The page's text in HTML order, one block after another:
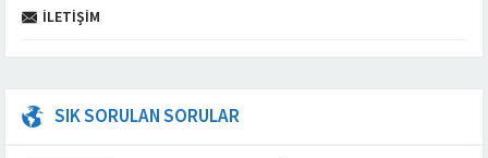
İLETIŞIM
SIK SORULAN SORULAR